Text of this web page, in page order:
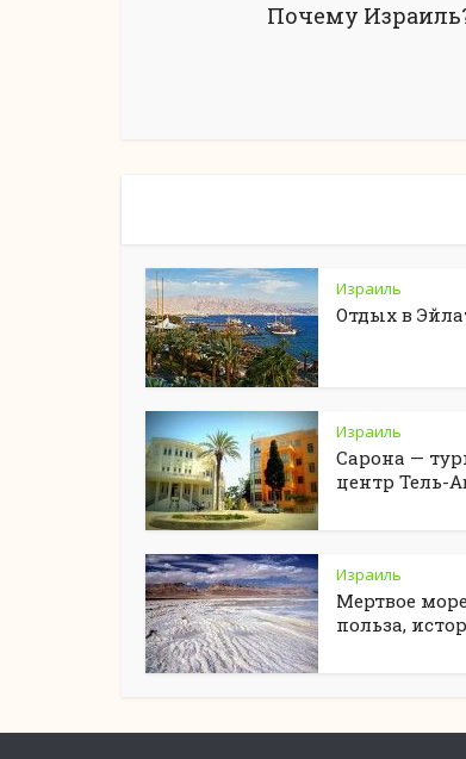
Почему
Израиль
Отдых в
Израиль
Сарона —
центр Тель-
Израиль
Мертвое
польза,